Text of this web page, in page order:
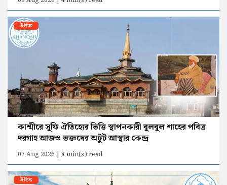
ঐতিহ্য
কাশ্মীরে সুফি ঐতিহ্যের ভিত্তি স্থাপনকারী বুলবুল শাহের পবিত্র
দরগাহ আজও ভক্তদের অটুট আস্থার কেন্দ্র
07 Aug 2026 | 8 min(s) read
ঐতিহ্য